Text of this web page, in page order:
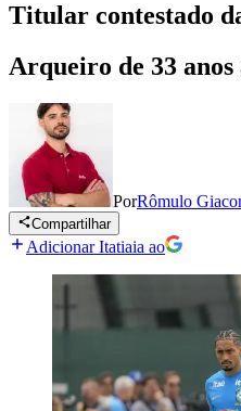
Titular contestado
Arqueiro de 33
PorRômulo
Compartilhar
Adicionar Itatiaia ao